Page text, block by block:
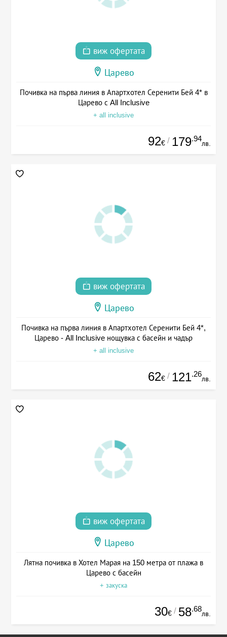
виж офертата
Царево
Почивка на първа линия в Апартхотел Серенити Бей 4* в
Царево с All Inclusive
+ all inclusive
92€ / 179.94
лв.
виж офертата
Царево
Почивка на първа линия в Апартхотел Серенити Бей 4*,
Царево - All Inclusive нощувка с басейн и чадър
+ all inclusive
62€ / 121.26
лв.
виж офертата
Царево
Лятна почивка в Хотел Марая на 150 метра от плажа в
Царево с басейн
+ закуска
30€ / 58.68
лв.